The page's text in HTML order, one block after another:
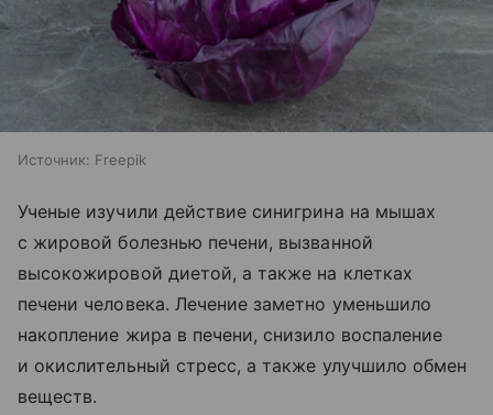
Источник: Freepik
Ученые изучили действие синигрина на мышах
с жировой болезнью печени, вызванной
высокожировой диетой, а также на клетках
печени человека. Лечение заметно уменьшило
накопление жира в печени, снизило воспаление
и окислительный стресс, а также улучшило обмен
веществ.